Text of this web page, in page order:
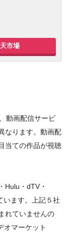
市場
動画配信サービ
なります。動画配
当ての作品が視聴
Hulu・dTV・
います。上記５社
れていませんの
オマーケット